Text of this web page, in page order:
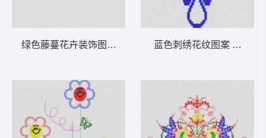
绿色藤蔓花卉装饰图案 植物花型蓝色刺绣花纹图案 植物花